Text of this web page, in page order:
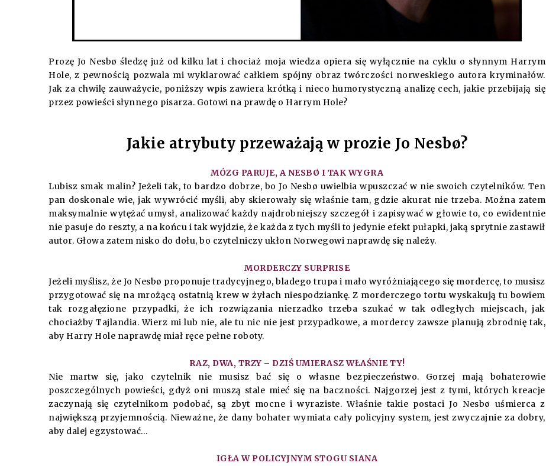
Prozę Jo Nesbø śledzę już od kilku lat i chociaż moja wiedza opiera się wyłącznie na cyklu o słynnym Harrym
Hole, z pewnością pozwala mi wyklarować całkiem spójny obraz twórczości norweskiego autora kryminałów.
Jak za chwilę zauważycie, poniższy wpis zawiera krótką i nieco humorystyczną analizę cech, jakie przebijają się
przez powieści słynnego pisarza. Gotowi na prawdę o Harrym Hole?
Jakie atrybuty przeważają w prozie Jo Nesbø?
MÓZG PARUJE, A NESBØ I TAK WYGRA
Lubisz smak malin? Jeżeli tak, to bardzo dobrze, bo Jo Nesbø uwielbia wpuszczać w nie swoich czytelników. Ten
pan doskonale wie, jak wywrócić myśli, aby skierowały się właśnie tam, gdzie akurat nie trzeba. Można zatem
maksymalnie wytężać umysł, analizować każdy najdrobniejszy szczegół i zapisywać w głowie to, co ewidentnie
nie pasuje do reszty, a na końcu i tak wyjdzie, że każda z tych myśli to jedynie efekt pułapki, jaką sprytnie zastawił
autor. Głowa zatem nisko do dołu, bo czytelniczy ukłon Norwegowi naprawdę się należy.
MORDERCZY SURPRISE
Jeżeli myślisz, że Jo Nesbø proponuje tradycyjnego, bladego trupa i mało wyróżniającego się mordercę, to musisz
przygotować się na mrożącą ostatnią krew w żyłach niespodziankę. Z morderczego tortu wyskakują tu bowiem
tak rozgałęzione przypadki, że ich rozwiązania nierzadko trzeba szukać w tak odległych miejscach, jak
chociażby Tajlandia. Wierz mi lub nie, ale tu nic nie jest przypadkowe, a mordercy zawsze planują zbrodnię tak,
aby Harry Hole naprawdę miał ręce pełne roboty.
RAZ, DWA, TRZY – DZIŚ UMIERASZ WŁAŚNIE TY!
Nie martw się, jako czytelnik nie musisz bać się o własne bezpieczeństwo. Gorzej mają bohaterowie
poszczególnych powieści, gdyż oni muszą stale mieć się na baczności. Najgorzej jest z tymi, których kreacje
zaczynają się czytelnikom podobać, są zbyt mocne i wyraziste. Właśnie takie postaci Jo Nesbø uśmierca z
największą przyjemnością. Nieważne, że dany bohater wymiata cały policyjny system, jest zwyczajnie za dobry,
aby dalej egzystować…
IGŁA W POLICYJNYM STOGU SIANA